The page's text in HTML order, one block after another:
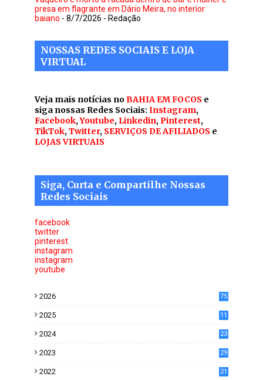
presa em flagrante em Dário Meira, no interior
baiano - 8/7/2026 - Redação
NOSSAS REDES SOCIAIS E LOJA
VIRTUAL
Veja mais notícias noBAHIA EM FOCOS e
siga nossas Redes Sociais: Instagram,
Facebook,Youtube, Linkedin,Pinterest,
TikTok,Twitter, SERVIÇOS DE AFILIADOS e
LOJAS VIRTUAIS
Siga, Curta e Compartilhe Nossas
Redes Sociais
facebook
twitter
pinterest
instagram
instagram
youtube
2026 75
2025
11
2024
23
2023
29
2022
21